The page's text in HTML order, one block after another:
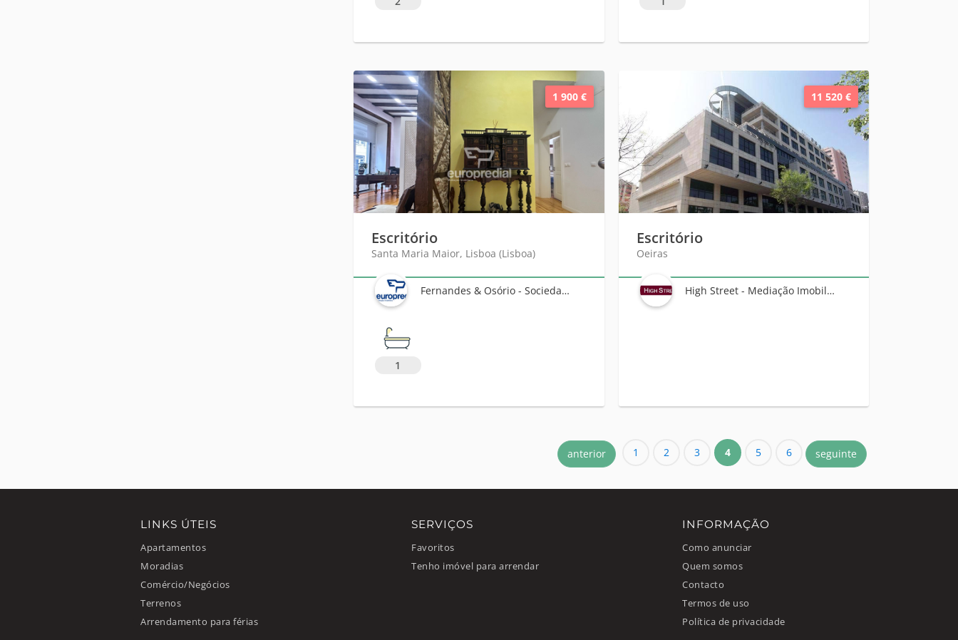
1 900 €
Escritório
Santa Maria Maior, Lisboa (Lisboa)
Fernandes & Osório - Sociedade de Mediação Imobiliária, Lda
1
11 520 €
Escritório
Oeiras
High Street - Mediação Imobiliária, Unipessoal Lda
anterior 1 2 3 4 5 6 seguinte
LINKS ÚTEIS
Apartamentos
Moradias
Comércio/Negócios
Terrenos
Arrendamento para férias
SERVIÇOS
Favoritos
Tenho imóvel para arrendar
INFORMAÇÃO
Como anunciar
Quem somos
Contacto
Termos de uso
Política de privacidade